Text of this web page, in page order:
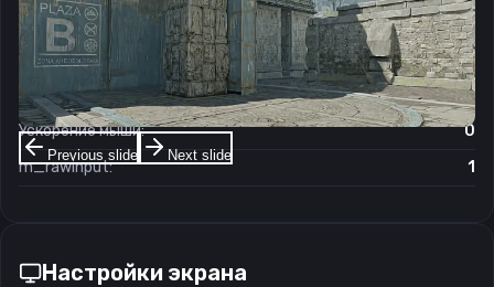
Previous slide Next slide
Чувствительность мыши в игре:
1.9
Чувствительность мыши в зуме:
1
Чувствительность мыши в Windows:
6/11
Ускорение мыши:
0
m_rawinput:
1
Настройки экрана